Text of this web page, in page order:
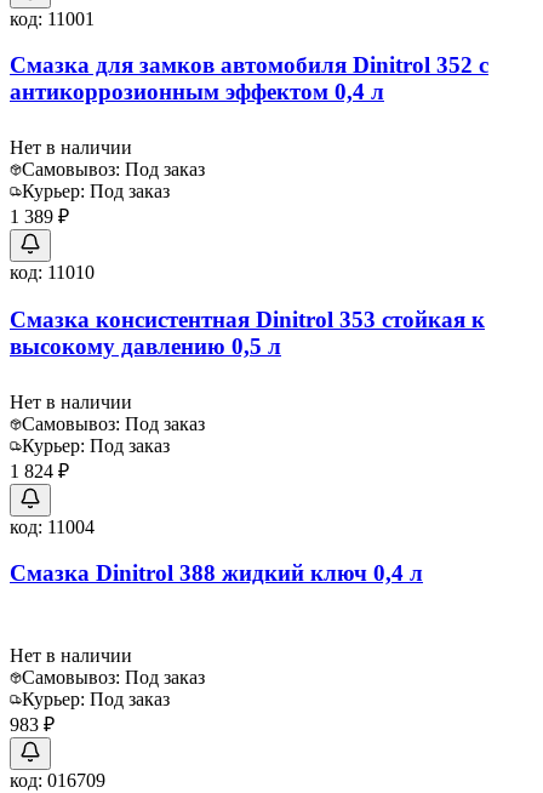
код: 11001
Смазка для замков автомобиля Dinitrol 352 с
антикоррозионным эффектом 0,4 л
Нет в наличии
Самовывоз: Под заказ
Курьер: Под заказ
1 389 ₽
код: 11010
Смазка консистентная Dinitrol 353 стойкая к
высокому давлению 0,5 л
Нет в наличии
Самовывоз: Под заказ
Курьер: Под заказ
1 824 ₽
код: 11004
Смазка Dinitrol 388 жидкий ключ 0,4 л
Нет в наличии
Самовывоз: Под заказ
Курьер: Под заказ
983 ₽
код: 016709